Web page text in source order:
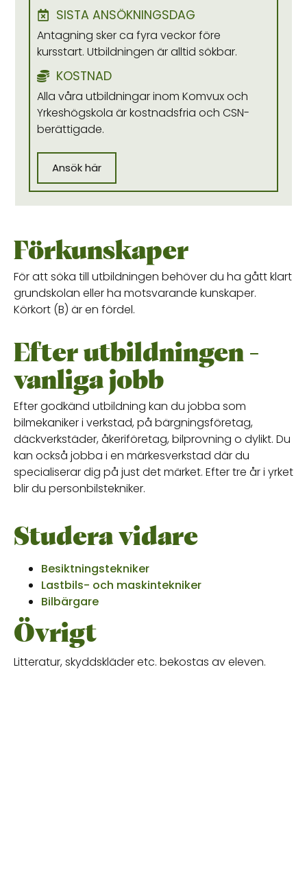
SISTA ANSÖKNINGSDAG
Antagning sker ca fyra veckor före
kursstart. Utbildningen är alltid sökbar.
KOSTNAD
Alla våra utbildningar inom Komvux och
Yrkeshögskola är kostnadsfria och CSN-
berättigade.
Ansök här
Förkunskaper
För att söka till utbildningen behöver du ha gått klart
grundskolan eller ha motsvarande kunskaper.
Körkort (B) är en fördel.
Efter utbildningen -
vanliga jobb
Efter godkänd utbildning kan du jobba som
bilmekaniker i verkstad, på bärgningsföretag,
däckverkstäder, åkeriföretag, bilprovning o dylikt. Du
kan också jobba i en märkesverkstad där du
specialiserar dig på just det märket. Efter tre år i yrket
blir du personbilstekniker.
Studera vidare
Besiktningstekniker
Lastbils- och maskintekniker
Bilbärgare
Övrigt
Litteratur, skyddskläder etc. bekostas av eleven.